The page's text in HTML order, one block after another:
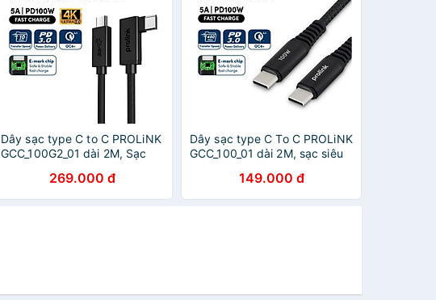
Dây sạc type C to C PROLiNK
GCC_100G2_01 dài 2M, Sạc
liệu audio, video 4K - Hàng
chính hãng
269.000 đ
Dây sạc type C To C PROLiNK
GCC_100_01 dài 2M, sạc siêu
Macbook, Laptop, Samsung -
Hàng chính hãng
149.000 đ